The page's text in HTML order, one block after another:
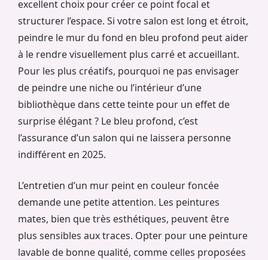
excellent choix pour créer ce point focal et
structurer l’espace. Si votre salon est long et étroit,
peindre le mur du fond en bleu profond peut aider
à le rendre visuellement plus carré et accueillant.
Pour les plus créatifs, pourquoi ne pas envisager
de peindre une niche ou l’intérieur d’une
bibliothèque dans cette teinte pour un effet de
surprise élégant ? Le bleu profond, c’est
l’assurance d’un salon qui ne laissera personne
indifférent en 2025.
L’entretien d’un mur peint en couleur foncée
demande une petite attention. Les peintures
mates, bien que très esthétiques, peuvent être
plus sensibles aux traces. Opter pour une peinture
lavable de bonne qualité, comme celles proposées